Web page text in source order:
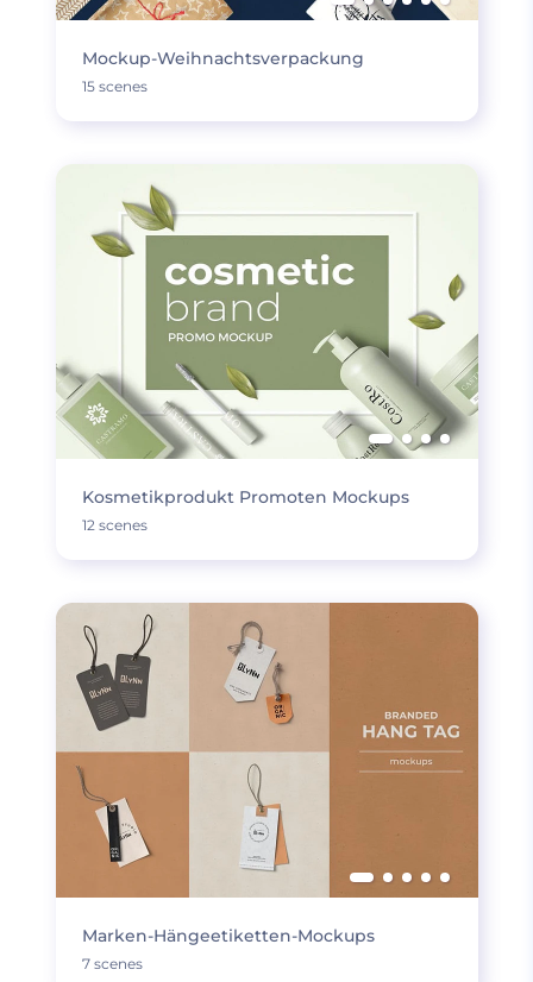
Mockup-Weihnachtsverpackung
15 scenes
Kosmetikprodukt Promoten Mockups
12 scenes
Marken-Hängeetiketten-Mockups
7 scenes